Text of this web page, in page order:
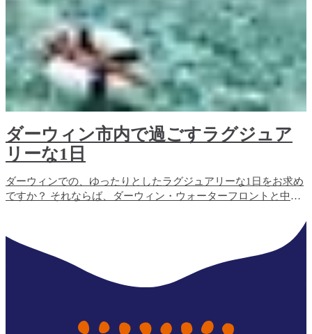
ダーウィン市内で過ごすラグジュア
リーな1日
ダーウィンでの、ゆったりとしたラグジュアリーな1日をお求め
ですか？ それならば、ダーウィン・ウォーターフロントと中心
います。